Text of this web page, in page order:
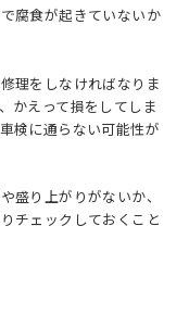
腐食が起きていないか
理をしなければなりま
かえって損をしてしま
検に通らない可能性が
盛り上がりがないか、
チェックしておくこと